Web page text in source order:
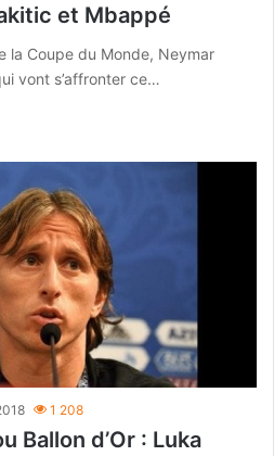
et Mbappé
la Coupe du Monde, Neymar
vont s’affronter ce…
1 208
Ballon d’Or : Luka